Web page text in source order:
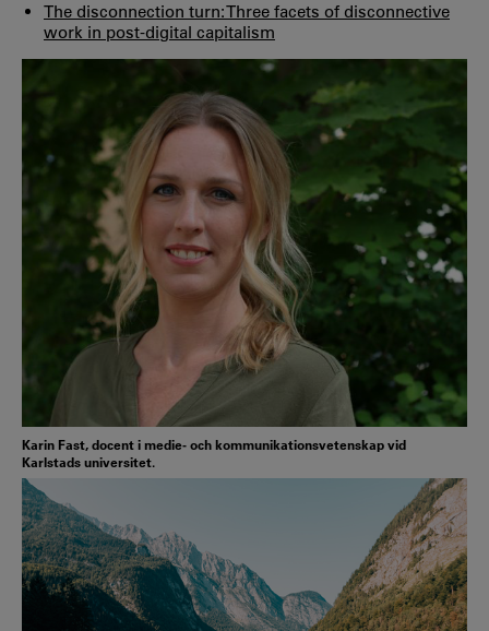
The disconnection turn: Three facets of disconnective
work in post-digital capitalism
Karin Fast, docent i medie- och kommunikationsvetenskap vid
Karlstads universitet.